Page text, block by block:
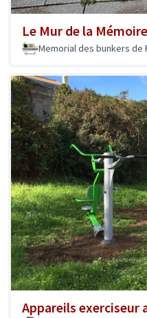
Le Mur de la Mémoire
Memorial des bunkers de
Appareils exerciseur